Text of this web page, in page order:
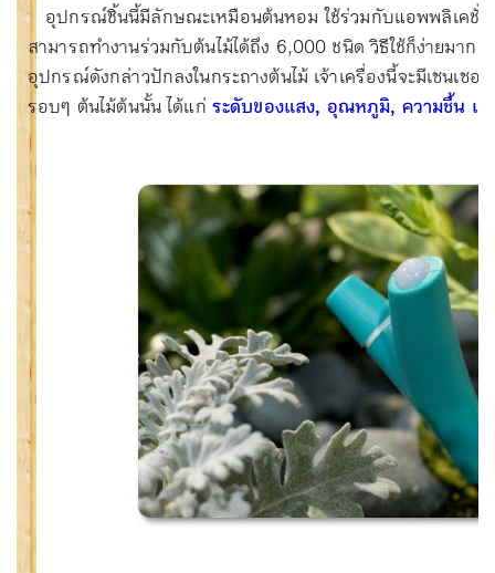
อุปกรณ์ชิ้นนี้มีลักษณะเหมือนต้นหอม ใช้ร่วมกับแอพพลิเคชั่
สามารถทำงานร่วมกับต้นไม้ได้ถึง 6,000 ชนิด วิธีใช้ก็ง่ายมาก
อุปกรณ์ดังกล่าวปักลงในกระถางต้นไม้ เจ้าเครื่องนี้จะมีเซนเซ
รอบๆ ต้นไม้ต้นนั้น ได้แก่ ระดับของแสง, อุณหภูมิ, ความชื้น แ